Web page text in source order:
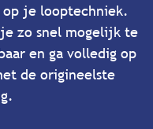
je looptechniek.
zo snel mogelijk te
en ga volledig op
de origineelste